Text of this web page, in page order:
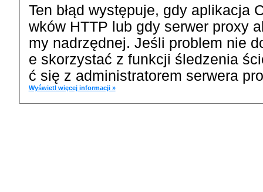
Ten błąd występuje, gdy aplikacja
wków HTTP lub gdy serwer proxy
my nadrzędnej. Jeśli problem nie
e skorzystać z funkcji śledzenia
ć się z administratorem serwera
Wyświetl więcej informacji »